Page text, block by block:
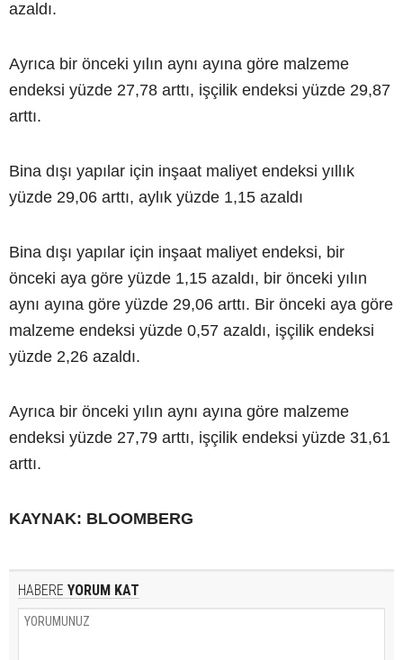
azaldı.
Ayrıca bir önceki yılın aynı ayına göre malzeme
endeksi yüzde 27,78 arttı, işçilik endeksi yüzde 29,87
arttı.
Bina dışı yapılar için inşaat maliyet endeksi yıllık
yüzde 29,06 arttı, aylık yüzde 1,15 azaldı
Bina dışı yapılar için inşaat maliyet endeksi, bir
önceki aya göre yüzde 1,15 azaldı, bir önceki yılın
aynı ayına göre yüzde 29,06 arttı. Bir önceki aya göre
malzeme endeksi yüzde 0,57 azaldı, işçilik endeksi
yüzde 2,26 azaldı.
Ayrıca bir önceki yılın aynı ayına göre malzeme
endeksi yüzde 27,79 arttı, işçilik endeksi yüzde 31,61
arttı.
KAYNAK: BLOOMBERG
HABERE YORUM KAT